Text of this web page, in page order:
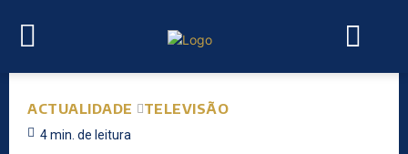
ACTUALIDADE TELEVISÃO
4min. de leitura